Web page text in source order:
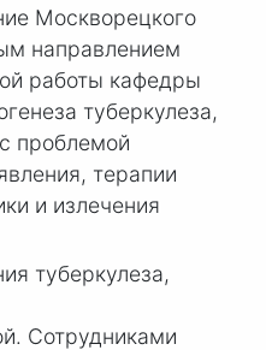
Москворецкого
направлением
работы кафедры
туберкулеза,
проблемой
терапии
и излечения
туберкулеза,
Сотрудниками